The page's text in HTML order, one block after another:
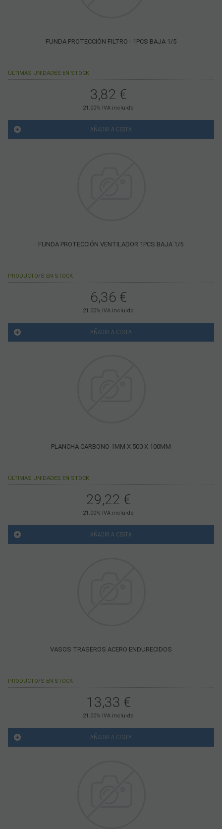
FUNDA PROTECCIÓN FILTRO - 1PCS BAJA 1/5
ÚLTIMAS UNIDADES EN STOCK
3,82 €
21.00% IVA incluido
AÑADIR A CESTA
FUNDA PROTECCIÓN VENTILADOR 1PCS BAJA 1/5
PRODUCTO/S EN STOCK
6,36 €
21.00% IVA incluido
AÑADIR A CESTA
PLANCHA CARBONO 1MM X 500 X 100MM
ÚLTIMAS UNIDADES EN STOCK
29,22 €
21.00% IVA incluido
AÑADIR A CESTA
VASOS TRASEROS ACERO ENDURECIDOS
PRODUCTO/S EN STOCK
13,33 €
21.00% IVA incluido
AÑADIR A CESTA